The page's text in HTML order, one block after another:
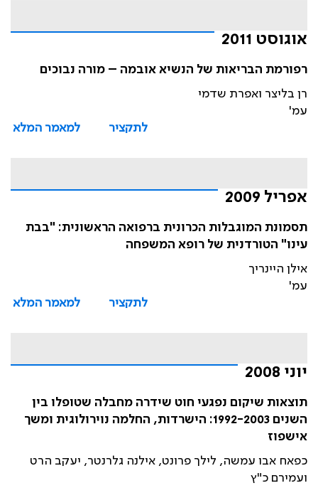
אוגוסט 2011
רפורמת הבריאות של הנשיא אובמה – מורה נבוכים
רן בליצר ואפרת שדמי
עמ'
לתקציר
למאמר המלא
אפריל 2009
תסמונת המוגבלות הכרונית ברפואה הראשונית: "בבת
עינו" הטורדנית של רופא המשפחה
אילן היינריך
עמ'
לתקציר
למאמר המלא
יוני 2008
תוצאות שיקום נפגעי חוט שידרה מחבלה שטופלו בין
השנים 1992-2003: הישרדות, החלמה נוירולוגית ומשך
אישפוז
כפאח אבו עמשה, לילך פרונט, אילנה גלרנטר, יעקב הרט
ועמירם כ"ץ